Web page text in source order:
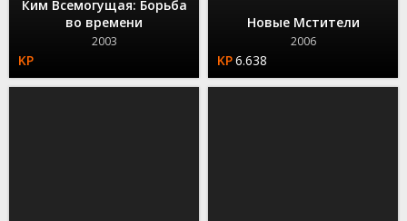
Ким Всемогущая: Борьба
во времени
2003
Новые Мстители
2006
6.638